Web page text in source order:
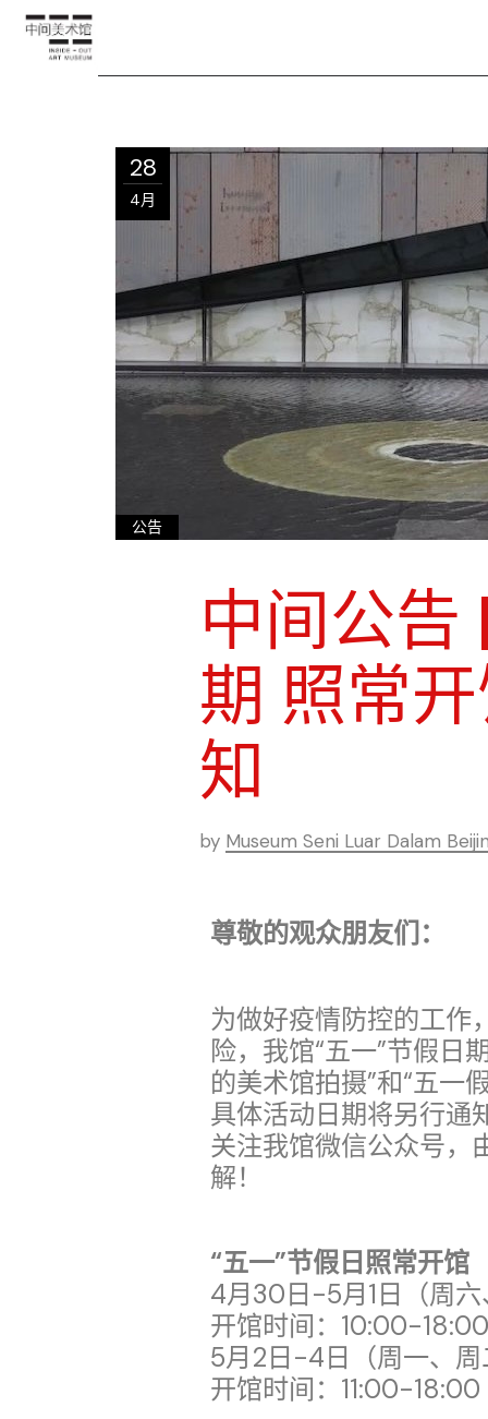
28
4月
公告
中间公告
期 照常
知
by Museum Seni Luar Dalam
尊敬的观众朋友们：
为做好疫情防控的工作
险，我馆“五一”节假日
的美术馆拍摄”和“五一
具体活动日期将另行通
关注我馆微信公众号，
解！
“五一”节假日照常开馆
4月30日-5月1日（周
开馆时间：10:00-18:00
5月2日-4日（周一、周
开馆时间：11:00-18:00